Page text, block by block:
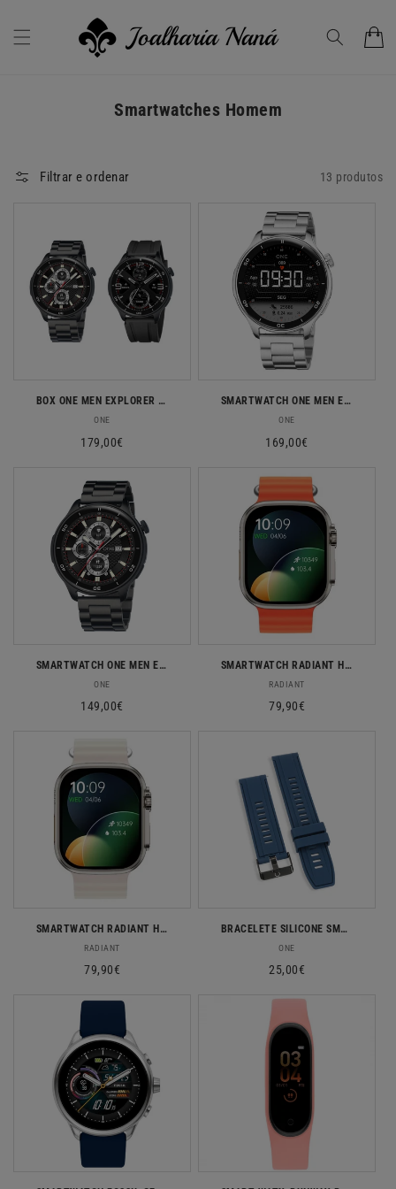
conteúdo
Carrinho
C
e
o
:
Smartwatches Homem
Filtrar e ordenar 13 produtos
BOX ONE MEN EXPLORER GPS SMARTWATCH
Fornecedor:
ONE
Preço
179,00€
SMARTWATCH ONE MEN EXPLORER GPS SILVER
Fornecedor:
ONE
Preço
169,00€
SMARTWATCH ONE MEN EXPLORER GPS
Fornecedor:
ONE
Preço
149,00€
SMARTWATCH RADIANT HOLLYWOOD SILICONE LARANJA
Fornecedor:
RADIANT
Preço
79,90€
SMARTWATCH RADIANT HOLLYWOOD SILICONE BRANCO
Fornecedor:
RADIANT
Preço
79,90€
BRACELETE SILICONE SMARTWATCH ONE OSWBG01A32
Fornecedor:
ONE
Preço
25,00€